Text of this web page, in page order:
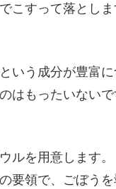
すって落としま
いう成分が豊富
もったいないで
を用意します。
領で、ごぼうを